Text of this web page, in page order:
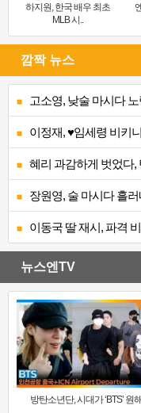
하지원, 한국 배우 최초
MLB 시..
깜짝 뉴스
고소영, 낮술 마시다
이정재, ♥임세령 비키
혜리 과감하게 벗었다,
장원영, 술 마시다 흘
이동국 딸 재시, 파격
뉴스엔TV
방탄소년단, 시대가 ‘BTS’ 원